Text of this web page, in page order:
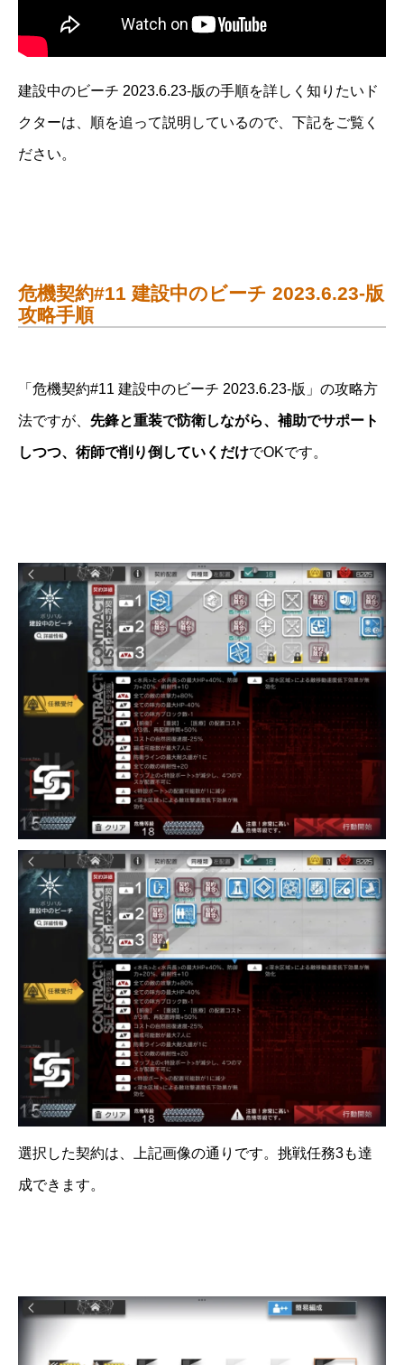
建設中のビーチ 2023.6.23-版の手順を詳しく知りたいド
クターは、順を追って説明しているので、下記をご覧く
ださい。
危機契約#11 建設中のビーチ 2023.6.23-版
攻略手順
「危機契約#11 建設中のビーチ 2023.6.23-版」の攻略方
法ですが、 先鋒と重装で防衛しながら、補助でサポート
しつつ、術師で削り倒していくだけでOKです。
選択した契約は、上記画像の通りです。挑戦任務3も達
成できます。